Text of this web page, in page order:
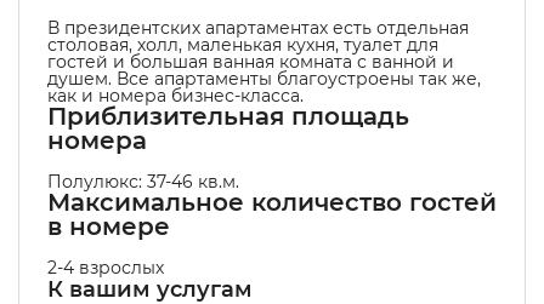
В президентских апартаментах есть отдельная
столовая, холл, маленькая кухня, туалет для
гостей и большая ванная комната с ванной и
душем. Все апартаменты благоустроены так же,
как и номера бизнес-класса.
Приблизительная площадь
номера
Полулюкс: 37-46 кв.м.
Максимальное количество гостей
в номере
2-4 взрослых
К вашим услугам